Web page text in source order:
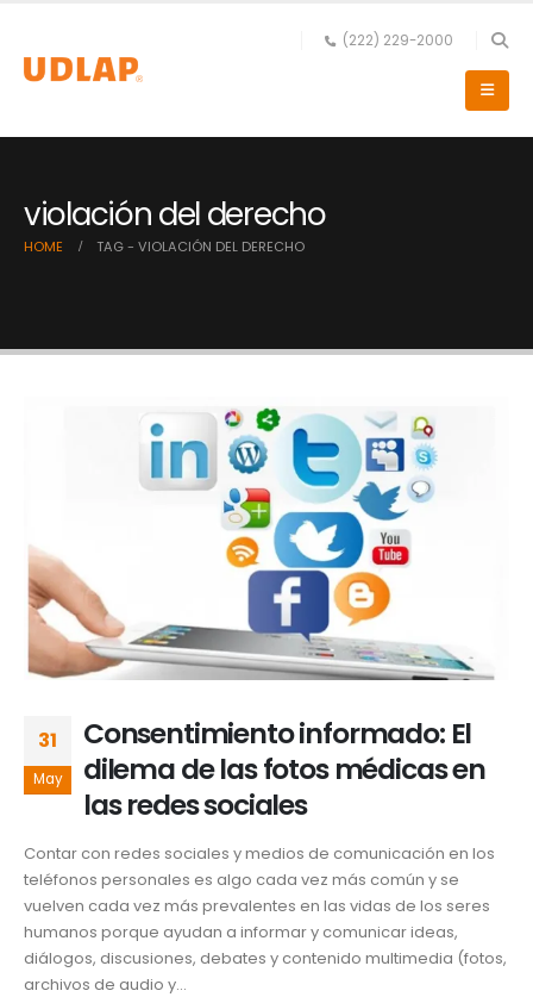
(222) 229-2000
violación del derecho
HOME TAG - VIOLACIÓN DEL DERECHO
31
May
Consentimiento informado: El
dilema de las fotos médicas en
las redes sociales
Contar con redes sociales y medios de comunicación en los
teléfonos personales es algo cada vez más común y se
vuelven cada vez más prevalentes en las vidas de los seres
humanos porque ayudan a informar y comunicar ideas,
diálogos, discusiones, debates y contenido multimedia (fotos,
archivos de audio y...